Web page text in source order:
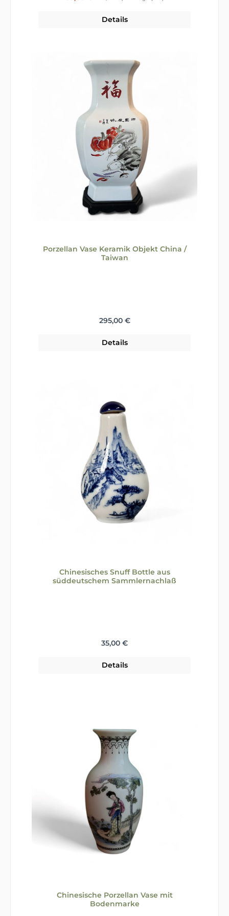
Details
Porzellan Vase Keramik Objekt China /
Taiwan
Regulärer Preis:
295,00 €
Details
Chinesisches Snuff Bottle aus
süddeutschem Sammlernachlaß
Regulärer Preis:
35,00 €
Details
Chinesische Porzellan Vase mit
Bodenmarke